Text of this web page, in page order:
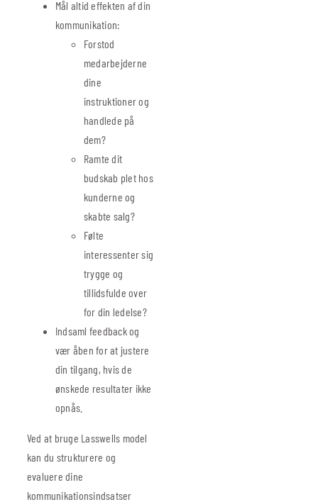
Mål altid effekten af din
kommunikation:
Forstod
medarbejderne
dine
instruktioner og
handlede på
dem?
Ramte dit
budskab plet hos
kunderne og
skabte salg?
Følte
interessenter sig
trygge og
tillidsfulde over
for din ledelse?
Indsaml feedback og
vær åben for at justere
din tilgang, hvis de
ønskede resultater ikke
opnås.
Ved at bruge Lasswells model
kan du strukturere og
evaluere dine
kommunikationsindsatser